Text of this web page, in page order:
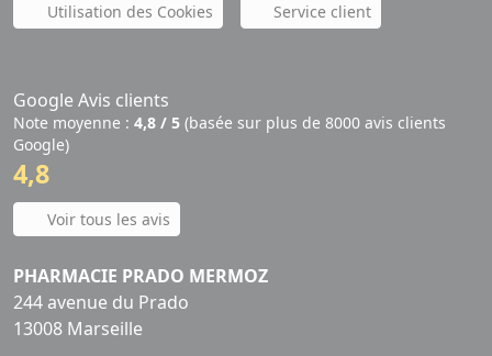
Utilisation des Cookies Service client
Google Avis clients
Note moyenne : 4,8 / 5 (basée sur plus de 8000 avis clients
Google)
4,8
Voir tous les avis
PHARMACIE PRADO MERMOZ
244 avenue du Prado
13008 Marseille